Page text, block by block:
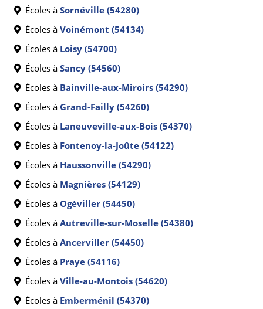
Écoles à Sornéville (54280)
Écoles à Voinémont (54134)
Écoles à Loisy (54700)
Écoles à Sancy (54560)
Écoles à Bainville-aux-Miroirs (54290)
Écoles à Grand-Failly (54260)
Écoles à Laneuveville-aux-Bois (54370)
Écoles à Fontenoy-la-Joûte (54122)
Écoles à Haussonville (54290)
Écoles à Magnières (54129)
Écoles à Ogéviller (54450)
Écoles à Autreville-sur-Moselle (54380)
Écoles à Ancerviller (54450)
Écoles à Praye (54116)
Écoles à Ville-au-Montois (54620)
Écoles à Emberménil (54370)